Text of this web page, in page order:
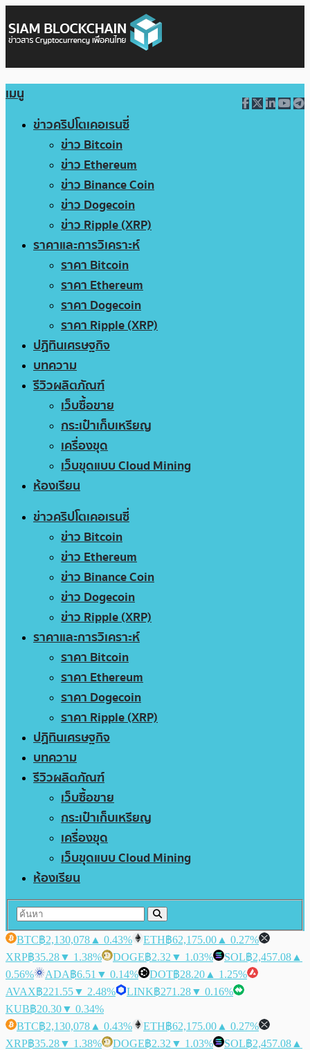
เมนู
ข่าวคริปโตเคอเรนซี่
ข่าว Bitcoin
ข่าว Ethereum
ข่าว Binance Coin
ข่าว Dogecoin
ข่าว Ripple (XRP)
ราคาและการวิเคราะห์
ราคา Bitcoin
ราคา Ethereum
ราคา Dogecoin
ราคา Ripple (XRP)
ปฏิทินเศรษฐกิจ
บทความ
รีวิวผลิตภัณฑ์
เว็บซื้อขาย
กระเป๋าเก็บเหรียญ
เครื่องขุด
เว็บขุดแบบ Cloud Mining
ห้องเรียน
ข่าวคริปโตเคอเรนซี่
ข่าว Bitcoin
ข่าว Ethereum
ข่าว Binance Coin
ข่าว Dogecoin
ข่าว Ripple (XRP)
ราคาและการวิเคราะห์
ราคา Bitcoin
ราคา Ethereum
ราคา Dogecoin
ราคา Ripple (XRP)
ปฏิทินเศรษฐกิจ
บทความ
รีวิวผลิตภัณฑ์
เว็บซื้อขาย
กระเป๋าเก็บเหรียญ
เครื่องขุด
เว็บขุดแบบ Cloud Mining
ห้องเรียน
BTC฿2,130,078 ▲ 0.43% ETH฿62,175.00 ▲ 0.27%
XRP฿35.28▼ 1.38% DOGE฿2.32 ▼ 1.03% SOL฿2,457.08 ▲
0.56%
ADA฿6.51 ▼ 0.14% DOT฿28.20 ▲ 1.25%
AVAX฿221.55▼ 2.48% LINK฿271.28▼ 0.16%
KUB฿20.30▼ 0.34%
BTC฿2,130,078 ▲ 0.43% ETH฿62,175.00 ▲ 0.27%
XRP฿35.28▼ 1.38% DOGE฿2.32 ▼ 1.03% SOL฿2,457.08 ▲